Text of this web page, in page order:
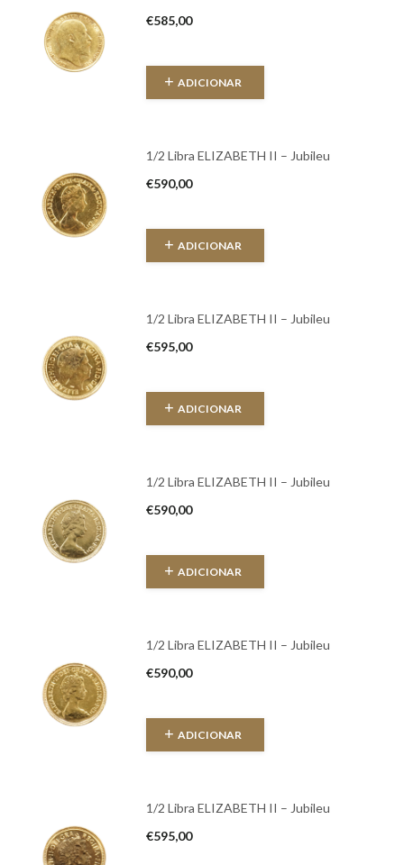
€585,00
ADICIONAR
1/2 Libra ELIZABETH II – Jubileu
€590,00
ADICIONAR
1/2 Libra ELIZABETH II – Jubileu
€595,00
ADICIONAR
1/2 Libra ELIZABETH II – Jubileu
€590,00
ADICIONAR
1/2 Libra ELIZABETH II – Jubileu
€590,00
ADICIONAR
1/2 Libra ELIZABETH II – Jubileu
€595,00